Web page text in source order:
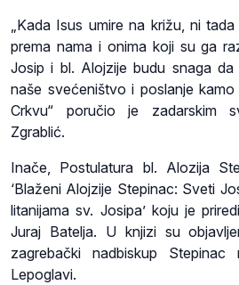
„Kada Isus umire na križu, ni
prema nama i onima koji su ga
Josip i bl. Alojzije budu snaga
naše svećeništvo i poslanje
Crkvu“ poručio je zadarskim
Zgrablić.
Inače, Postulatura bl. Alozija
‘Blaženi Alojzije Stepinac: Sveti
litanijama sv. Josipa’ koju je
Juraj Batelja. U knjizi su
zagrebački nadbiskup
Lepoglavi.